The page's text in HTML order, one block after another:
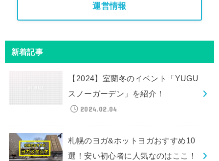
運営情報
新着記事
【2024】室蘭冬のイベント「YUGU
スノーガーデン」を紹介！
2024.02.04
札幌のヨガ&ホットヨガおすすめ10
選！安い初心者に人気なのはここ！